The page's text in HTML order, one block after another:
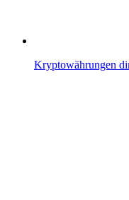
Kryptowährungen